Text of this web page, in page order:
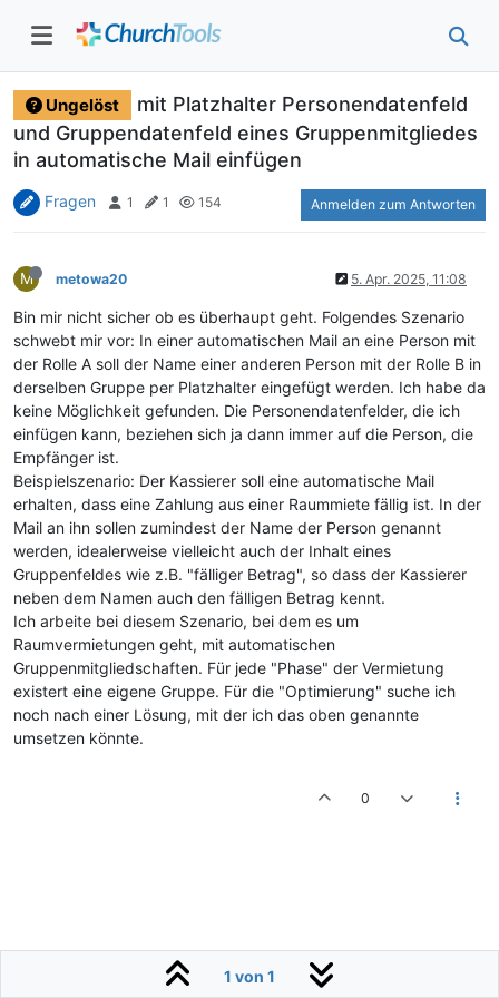
Ungelöst
mit Platzhalter Personendatenfeld
und Gruppendatenfeld eines Gruppenmitgliedes
in automatische Mail einfügen
Fragen 1 1 154 Anmelden zum Antworten
M metowa20 5. Apr. 2025, 11:08
Bin mir nicht sicher ob es überhaupt geht. Folgendes Szenario
schwebt mir vor: In einer automatischen Mail an eine Person mit
der Rolle A soll der Name einer anderen Person mit der Rolle B in
derselben Gruppe per Platzhalter eingefügt werden. Ich habe da
keine Möglichkeit gefunden. Die Personendatenfelder, die ich
einfügen kann, beziehen sich ja dann immer auf die Person, die
Empfänger ist.
Beispielszenario: Der Kassierer soll eine automatische Mail
erhalten, dass eine Zahlung aus einer Raummiete fällig ist. In der
Mail an ihn sollen zumindest der Name der Person genannt
werden, idealerweise vielleicht auch der Inhalt eines
Gruppenfeldes wie z.B. "fälliger Betrag", so dass der Kassierer
neben dem Namen auch den fälligen Betrag kennt.
Ich arbeite bei diesem Szenario, bei dem es um
Raumvermietungen geht, mit automatischen
Gruppenmitgliedschaften. Für jede "Phase" der Vermietung
existert eine eigene Gruppe. Für die "Optimierung" suche ich
noch nach einer Lösung, mit der ich das oben genannte
umsetzen könnte.
0
1 von 1